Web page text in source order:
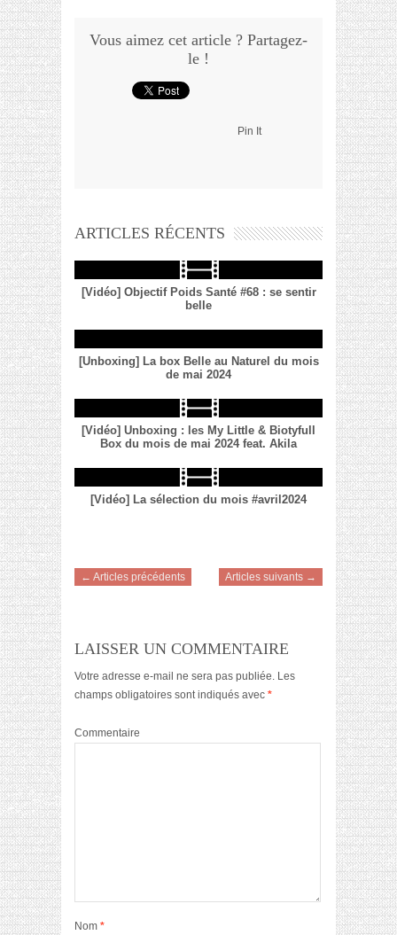
Vous aimez cet article ? Partagez-
le !
Pin It
ARTICLES RÉCENTS
[Vidéo] Objectif Poids Santé #68 : se sentir
belle
[Unboxing] La box Belle au Naturel du mois
de mai 2024
[Vidéo] Unboxing : les My Little & Biotyfull
Box du mois de mai 2024 feat. Akila
[Vidéo] La sélection du mois #avril2024
← Articles précédents Articles suivants →
LAISSER UN COMMENTAIRE
Votre adresse e-mail ne sera pas publiée. Les
champs obligatoires sont indiqués avec *
Commentaire
Nom *